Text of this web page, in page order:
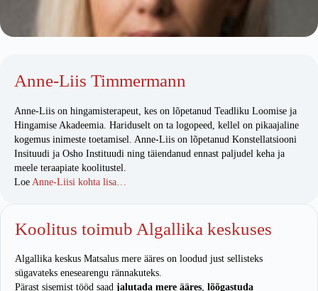
Anne-Liis Timmermann
Anne-Liis on hingamisterapeut, kes on lõpetanud Teadliku Loomise ja
Hingamise Akadeemia. Hariduselt on ta logopeed, kellel on pikaajaline
kogemus inimeste toetamisel. Anne-Liis on lõpetanud Konstellatsiooni
Insituudi ja Osho Instituudi ning täiendanud ennast paljudel keha ja
meele teraapiate koolitustel.
Loe Anne-Liisi kohta lisa…
Koolitus toimub Algallika keskuses
Algallika keskus Matsalus mere ääres on loodud just sellisteks
sügavateks enesearengu rännakuteks.
Pärast sisemist tööd saad jalutada mere ääres, lõõgastuda